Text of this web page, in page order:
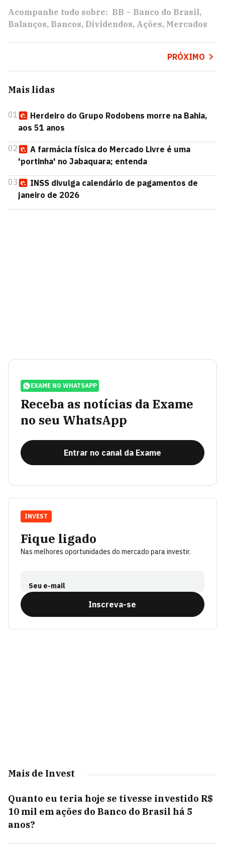
Acompanhe tudo sobre: BB – Banco do Brasil
Balanços Bancos Dividendos Ações Mercados
PRÓXIMO
Mais lidas
01
Herdeiro do Grupo Rodobens morre na Bahia,
aos 51 anos
02
A farmácia física do Mercado Livre é uma
'portinha' no Jabaquara; entenda
03
INSS divulga calendário de pagamentos de
janeiro de 2026
EXAME NO WHATSAPP
Receba as notícias da Exame
no seu WhatsApp
Entrar no canal da Exame
Fique ligado
Nas melhores oportunidades do mercado para investir.
Seu e-mail
Inscreva-se
INVEST
Mais de Invest
Quanto eu teria hoje se tivesse investido R$
10 mil em ações do Banco do Brasil há 5
anos?